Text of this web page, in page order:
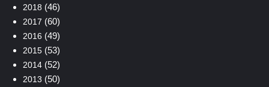
2018 (46)
2017 (60)
2016 (49)
2015(53)
2014(52)
2013 (50)